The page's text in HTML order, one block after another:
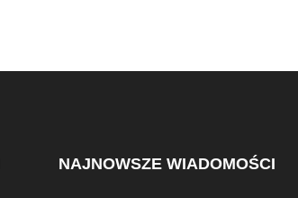
NAJNOWSZE WIADOMOŚCI